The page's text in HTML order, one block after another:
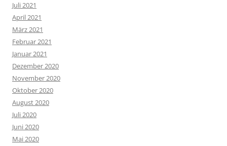
Juli 2021
April 2021
März 2021
Februar 2021
Januar 2021
Dezember 2020
November 2020
Oktober 2020
August 2020
Juli 2020
Juni 2020
Mai 2020